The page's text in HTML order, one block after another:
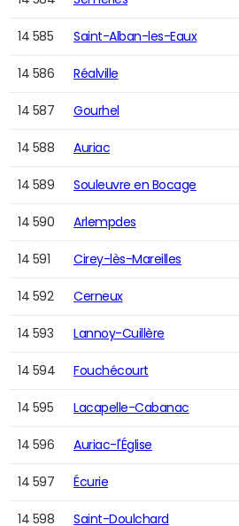
14 585 Saint-Alban-les-Eaux
14 586 Réalville
14 587 Gourhel
14 588 Auriac
14 589 Souleuvre en Bocage
14 590 Arlempdes
14 591 Cirey-lès-Mareilles
14 592 Cerneux
14 593 Lannoy-Cuillère
14 594 Fouchécourt
14 595 Lacapelle-Cabanac
14 596 Auriac-l'Église
14 597 Écurie
14 598 Saint-Doulchard